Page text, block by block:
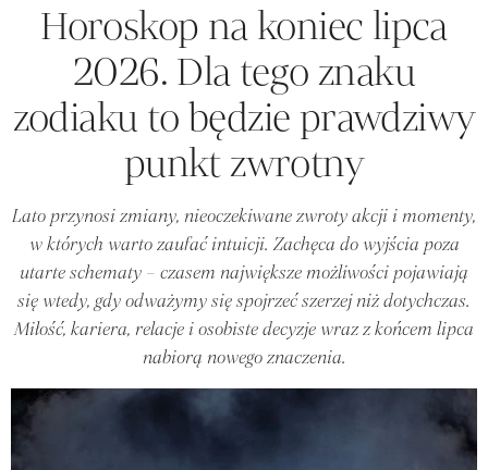
Horoskop na koniec lipca
2026. Dla tego znaku
zodiaku to będzie prawdziwy
punkt zwrotny
Lato przynosi zmiany, nieoczekiwane zwroty akcji i momenty,
w których warto zaufać intuicji. Zachęca do wyjścia poza
utarte schematy – czasem największe możliwości pojawiają
się wtedy, gdy odważymy się spojrzeć szerzej niż dotychczas.
Miłość, kariera, relacje i osobiste decyzje wraz z końcem lipca
nabiorą nowego znaczenia.